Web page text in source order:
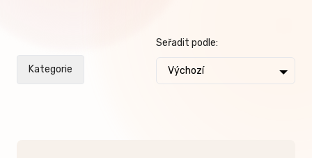
Kategorie
Seřadit podle:
Výchozí